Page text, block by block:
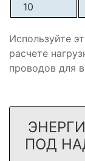
10
Используйте
расчете
проводов для
ПОД